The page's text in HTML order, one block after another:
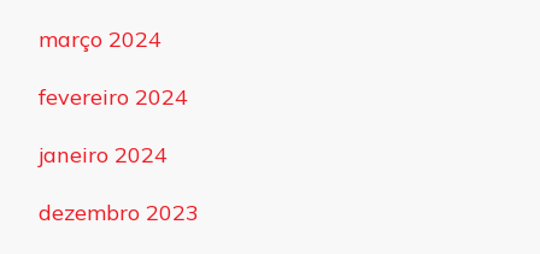
março 2024
fevereiro 2024
janeiro 2024
dezembro 2023